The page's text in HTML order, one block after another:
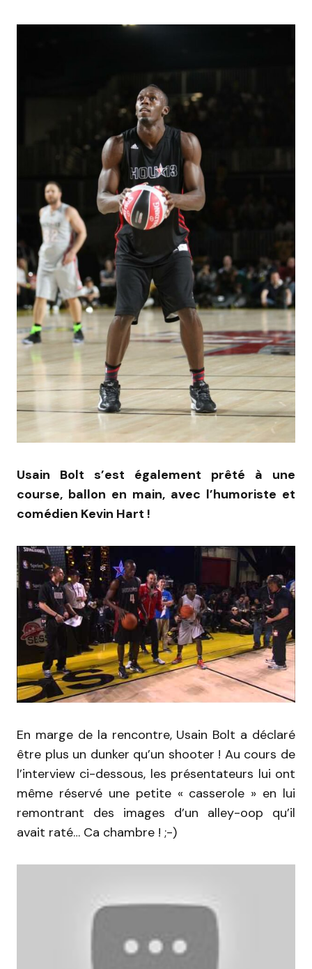
Usain Bolt s’est également prêté à une
course, ballon en main, avec l’humoriste et
comédien Kevin Hart !
En marge de la rencontre, Usain Bolt a déclaré
être plus un dunker qu’un shooter ! Au cours de
l’interview ci-dessous, les présentateurs lui ont
même réservé une petite « casserole » en lui
remontrant des images d’un alley-oop qu’il
avait raté… Ca chambre ! ;-)